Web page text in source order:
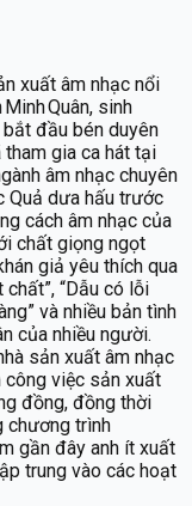
xuất âm nhạc nổi
Quân, sinh
bắt đầu bén duyên
gia ca hát tại
âm nhạc chuyên
Quả dưa hấu trước
cách âm nhạc của
chất giọng ngọt
giả yêu thích qua
“Dẫu có lỗi
và nhiều bản tình
của nhiều người.
sản xuất âm nhạc
công việc sản xuất
đồng, đồng thời
chương trình
gần đây anh ít xuất
trung vào các hoạt